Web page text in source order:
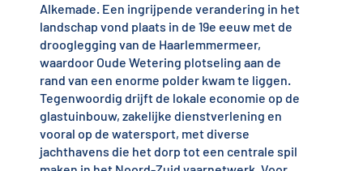
Alkemade. Een ingrijpende verandering in het
landschap vond plaats in de 19e eeuw met de
drooglegging van de Haarlemmermeer,
waardoor Oude Wetering plotseling aan de
rand van een enorme polder kwam te liggen.
Tegenwoordig drijft de lokale economie op de
glastuinbouw, zakelijke dienstverlening en
vooral op de watersport, met diverse
jachthavens die het dorp tot een centrale spil